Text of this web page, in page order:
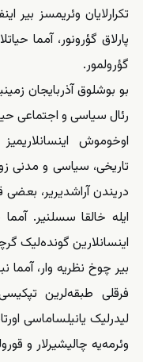
تکرارلایان وئریمسز بیر
پارلاق گؤرونور، آمما
گؤرولمور.
بو بوشلوق آذربایجان
رئال سیاسی و اجتماعی
اوخوموش اینسانلاریمیز
تاریخی، سیاسی و مدنی
دریندن آراشدیریر، بعضی
ایله خالقا سسلنیر.
اینسانلارین گونده‌لیک
بیر چوخ نظریه وار، آمما
فرقلی طبقه‌لرین
لیدرلیک یانیلساماسی
وئرمه‌یه چالیشیرلار و